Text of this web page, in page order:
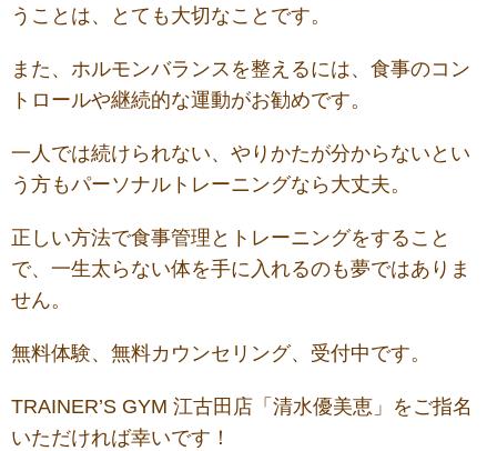
うことは、とても大切なことです。
また、ホルモンバランスを整えるには、食事のコン
トロールや継続的な運動がお勧めです。
一人では続けられない、やりかたが分からないとい
う方もパーソナルトレーニングなら大丈夫。
正しい方法で食事管理とトレーニングをすること
で、一生太らない体を手に入れるのも夢ではありま
せん。
無料体験、無料カウンセリング、受付中です。
TRAINER’S GYM 江古田店「清水優美恵」をご指名
いただければ幸いです！